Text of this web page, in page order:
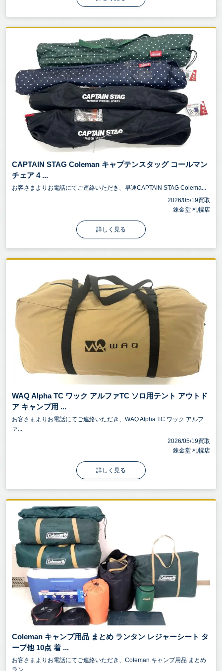
CAPTAIN STAG Coleman キャプテンスタッグ コールマン
チェア 4 ...
お客さまよりお電話にてご連絡いただき、早速CAPTAIN STAG Colema...
2026/05/19買取
錬金堂 札幌店
詳しく見る
WAQ Alpha TC ワック アルファTC ソロ用テント アウトド
ア キャンプ用 ...
お客さまよりお電話にてご連絡いただき、WAQ Alpha TC ワック アルフ
ァ...
2026/05/19買取
錬金堂 札幌店
詳しく見る
Coleman キャンプ用品 まとめ ランタン レジャーシート タ
ープ他 10点 着 ...
お客さまよりお電話にてご連絡いただき、Coleman キャンプ用品 まとめ
ラン...